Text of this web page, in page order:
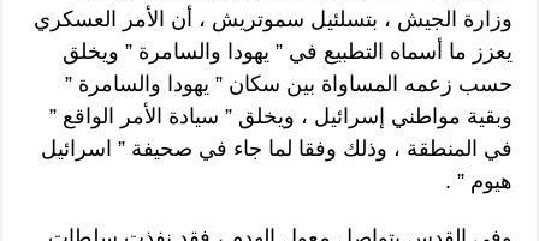
وزارة الجيش ، بتسلئيل سموتريش ، أن الأمر العسكري
يعزز ما أسماه التطبيع في ” يهودا والسامرة ” ويخلق
حسب زعمه المساواة بين سكان ” يهودا والسامرة ”
وبقية مواطني إسرائيل ، ويخلق ” سيادة الأمر الواقع ”
في المنطقة ، وذلك وفقا لما جاء في صحيفة ” اسرائيل
هيوم ” .